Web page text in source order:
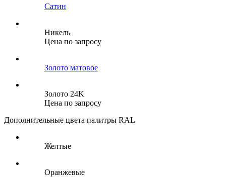
Сатин
Никель
Цена по запросу
Золото матовое
Золото 24K
Цена по запросу
Дополнительные цвета палитры RAL
Желтые
Оранжевые